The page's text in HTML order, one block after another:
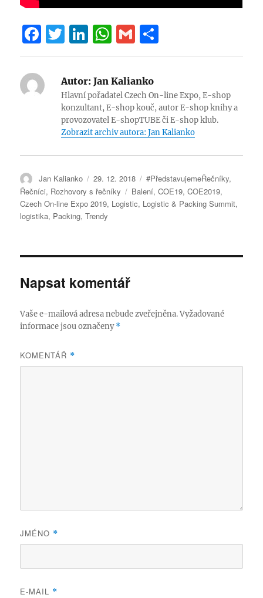
F
a
c
e
T
w
it
te
r
Li
n
k
e
d
I
W
h
at
s
A
p
G
m
ai
l
h
re
Autor: Jan Kalianko
Hlavní pořadatel Czech On-line Expo, E-shop
konzultant, E-shop kouč, autor E-shop knihy a
provozovatel E-shopTUBE či E-shop klub.
Zobrazit archiv autora: Jan Kalianko
Autor:
Jan Kalianko Publikováno:
29. 12. 2018 Rubriky:
#PředstavujemeŘečníky,
Řečníci, Rozhovory s řečníky Štítky:
Balení,COE19,COE2019,
Czech On-line Expo 2019, Logistic, Logistic & Packing Summit,
logistika, Packing,Trendy
Napsat komentář
Vaše e-mailová adresa nebude zveřejněna. Vyžadované
informace jsou označeny*
KOMENTÁŘ *
JMÉNO *
E-MAIL *